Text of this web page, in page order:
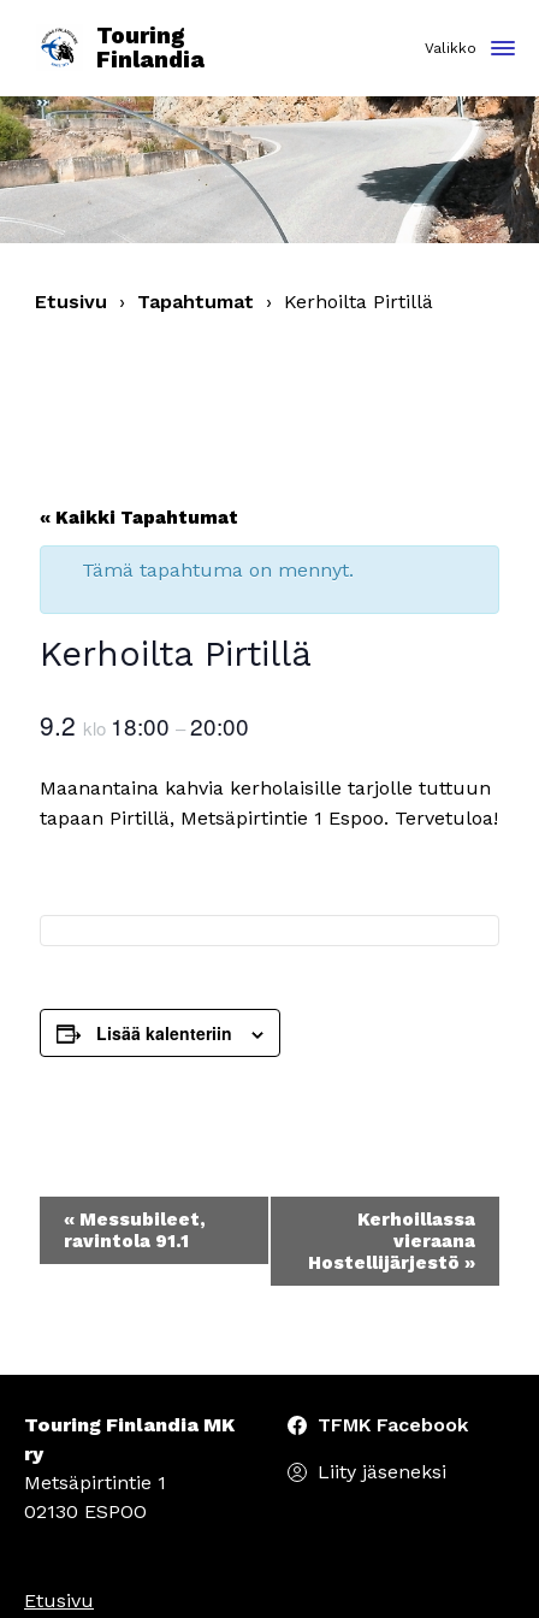
Touring
Finlandia
Etusivu › Tapahtumat › Kerhoilta Pirtillä
« Kaikki Tapahtumat
Tämä tapahtuma on mennyt.
Kerhoilta Pirtillä
9.2 klo 18:00–20:00
Maanantaina kahvia kerholaisille tarjolle tuttuun
tapaan Pirtillä, Metsäpirtintie 1 Espoo. Tervetuloa!
Lisää kalenteriin
Tapahtuma
navigointi
« Messubileet,
ravintola 91.1
Kerhoillassa
vieraana
Hostellijärjestö »
Touring Finlandia MK
ry
Metsäpirtintie 1
02130 ESPOO
TFMK Facebook
Liity jäseneksi
Etusivu